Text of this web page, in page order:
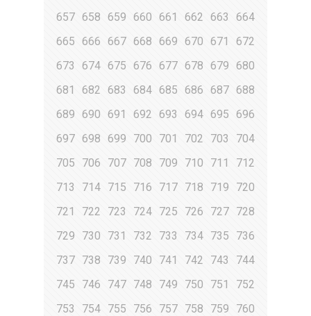
657 658 659 660 661 662 663
664
665
666 667 668 669 670 671
672
673
674 675 676 677 678 679
680
681
682 683 684 685 686 687 688
689
690 691 692 693 694 695
696
697 698 699 700 701 702 703
704
705
706 707 708 709 710 711
712
713
714 715 716 717 718 719
720
721
722 723 724 725 726 727 728
729
730 731 732 733 734 735
736
737 738 739 740 741 742 743
744
745
746 747 748 749 750 751
752
753
754 755 756 757 758 759
760